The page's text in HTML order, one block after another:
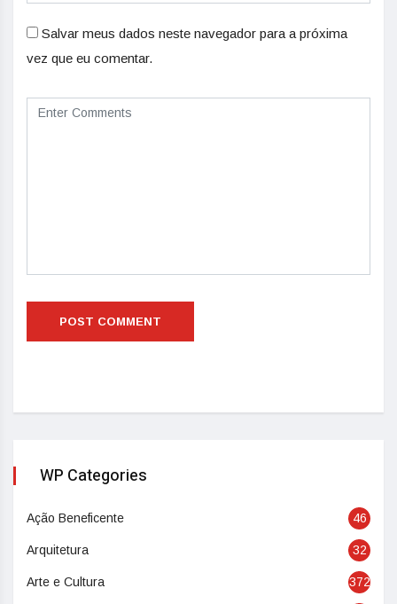
Salvar meus dados neste navegador para a próxima
vez que eu comentar.
WP Categories
Ação Beneficente 46
Arquitetura 32
Arte e Cultura 372